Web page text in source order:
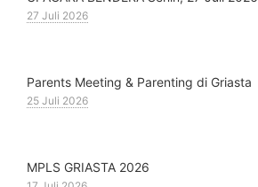
27 Juli 2026
Parents Meeting & Parenting di Griasta
25 Juli 2026
MPLS GRIASTA 2026